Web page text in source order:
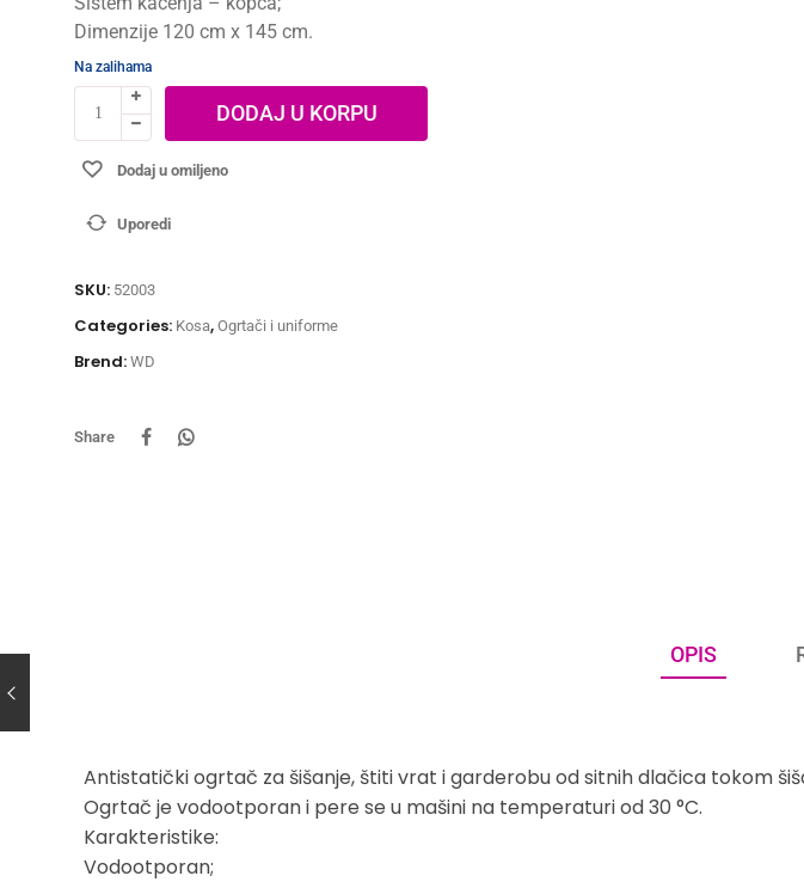
Dimenzije 120 cm x 145 cm.
Na zalihama
DODAJ U KORPU
Dodaj u omiljeno
Uporedi
SKU: 52003
Categories: Kosa, Ogrtači i uniforme
Brend: WD
Share
OPIS
Antistatički ogrtač za šišanje, štiti vrat i garderobu od sitnih dlačica tokom
Ogrtač je vodootporan i pere se u mašini na temperaturi od 30 °C.
Karakteristike:
Vodootporan;